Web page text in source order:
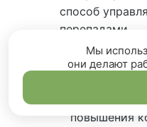
способ
перепадами.
метод 4-7-8)
повышения
Мы
они делают